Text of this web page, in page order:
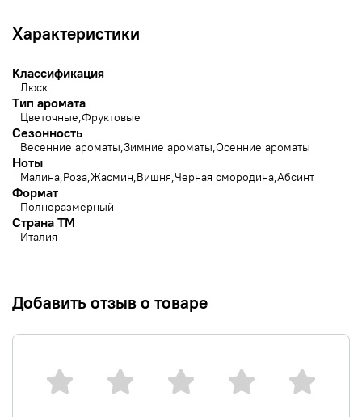
Характеристики
Классификация
Люск
Тип аромата
Цветочные Фруктовые
Сезонность
Весенние ароматы Зимние ароматы Осенние ароматы
Ноты
Малина Роза Жасмин Вишня Черная смородина Абсинт
Формат
Полноразмерный
Страна ТМ
Италия
Добавить отзыв о товаре